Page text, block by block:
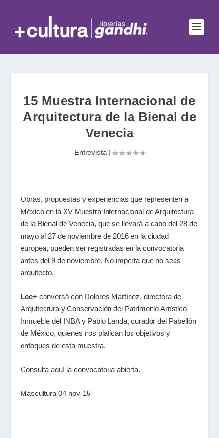
15 Muestra Internacional de
Arquitectura de la Bienal de
Venecia
Entrevista |
Obras, propuestas y experiencias que representen a
México en la XV Muestra Internacional de Arquitectura
de la Bienal de Venecia, que se llevará a cabo del 28 de
mayo al 27 de noviembre de 2016 en la ciudad
europea, pueden ser registradas en la convocatoria
antes del 9 de noviembre. No importa que no seas
arquitecto.
Lee+conversó con Dolores Martínez, directora de
Arquitectura y Conservación del Patrimonio Artístico
Inmueble del INBA y Pablo Landa, curador del Pabellón
de México, quienes nos platican los objetivos y
enfoques de esta muestra.
Consulta aquí la convocatoria abierta.
Mascultura 04-nov-15